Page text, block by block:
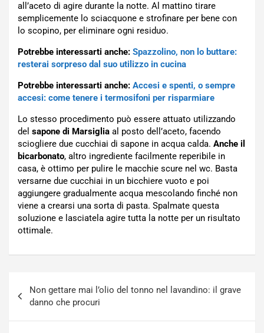
all’aceto di agire durante la notte. Al mattino tirare
semplicemente lo sciacquone e strofinare per bene con
lo scopino, per eliminare ogni residuo.
Potrebbe interessarti anche: Spazzolino, non lo buttare:
resterai sorpreso dal suo utilizzo in cucina
Potrebbe interessarti anche: Accesi e spenti, o sempre
accesi: come tenere i termosifoni per risparmiare
Lo stesso procedimento può essere attuato utilizzando
del sapone di Marsiglia al posto dell’aceto, facendo
sciogliere due cucchiai di sapone in acqua calda. Anche il
bicarbonato, altro ingrediente facilmente reperibile in
casa, è ottimo per pulire le macchie scure nel wc. Basta
versarne due cucchiai in un bicchiere vuoto e poi
aggiungere gradualmente acqua mescolando finché non
viene a crearsi una sorta di pasta. Spalmate questa
soluzione e lasciatela agire tutta la notte per un risultato
ottimale.
articoli
Non gettare mai l’olio del tonno nel lavandino: il grave
danno che procuri